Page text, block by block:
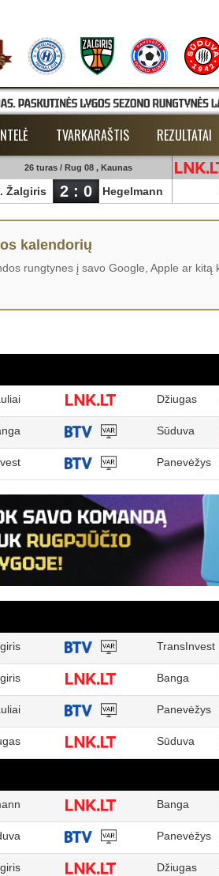
TVARKARAŠTIS REZULTATAI
26 turas / Rug 08 , Kaunas
Žalgiris 2 : 0 Hegelmann
kalendorių
rungtynes į savo Google, Apple ar kitą
Džiugas
Sūduva
Panevėžys
TransInvest
Banga
Panevėžys
Sūduva
Banga
Panevėžys
Džiugas